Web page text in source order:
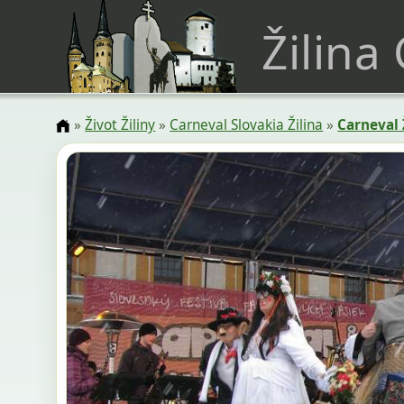
Žilina
»Život Žiliny» Carneval Slovakia Žilina » Carneval